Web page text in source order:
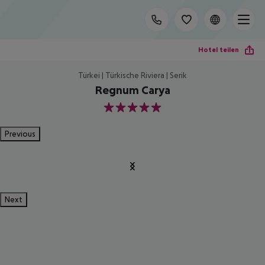
Hotel teilen
Türkei | Türkische Riviera | Serik
Regnum Carya
5
Previous
Next